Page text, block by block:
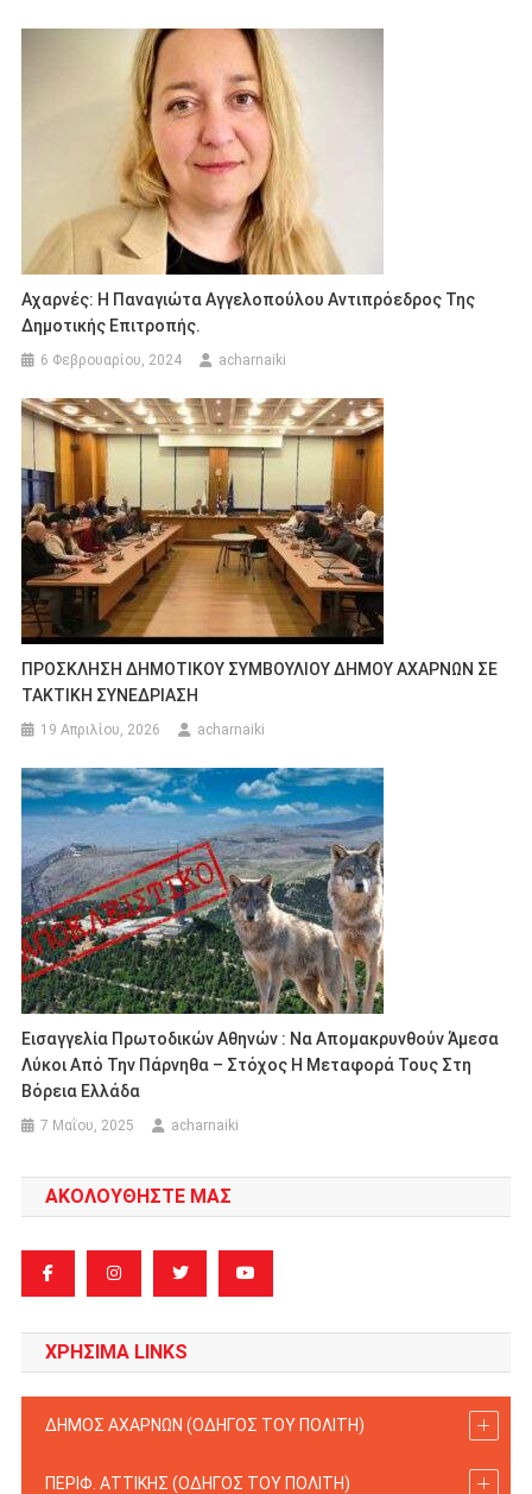
Αχαρνές: Η Παναγιώτα Αγγελοπούλου Αντιπρόεδρος Της
Δημοτικής Επιτροπής.
6 Φεβρουαρίου, 2024 acharnaiki
ΠΡΟΣΚΛΗΣΗ ΔΗΜΟΤΙΚΟΥ ΣΥΜΒΟΥΛΙΟΥ ΔΗΜΟΥ ΑΧΑΡΝΩΝ ΣΕ
ΤΑΚΤΙΚΗ ΣΥΝΕΔΡΙΑΣΗ
19 Απριλίου, 2026 acharnaiki
Εισαγγελία Πρωτοδικών Αθηνών : Να Απομακρυνθούν Άμεσα
Λύκοι Από Την Πάρνηθα – Στόχος Η Μεταφορά Τους Στη
Βόρεια Ελλάδα
7 Μαΐου, 2025 acharnaiki
ΑΚΟΛΟΥΘΗΣΤΕ ΜΑΣ
ΧΡΗΣΙΜΑ LINKS
ΔΗΜΟΣ ΑΧΑΡΝΩΝ (ΟΔΗΓΟΣ TOY ΠΟΛΙΤΗ)
ΠΕΡΙΦ. ΑΤΤΙΚΗΣ (ΟΔΗΓΟΣ TOY ΠΟΛΙΤΗ)